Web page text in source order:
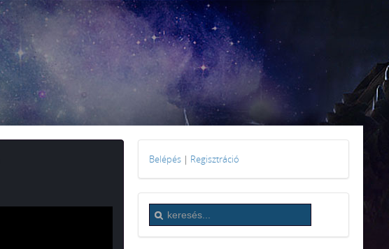
Belépés | Regisztráció